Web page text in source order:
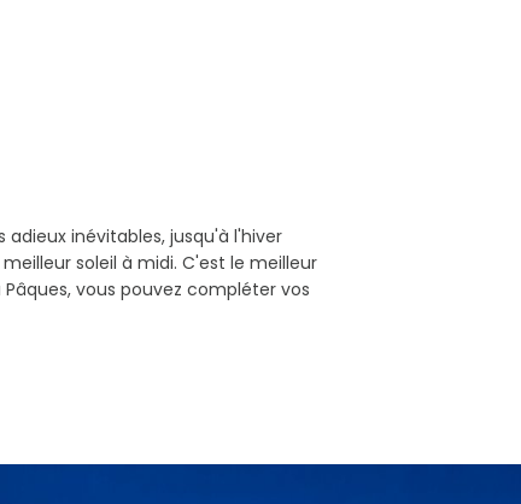
adieux inévitables, jusqu'à l'hiver
soleil à midi. C'est le meilleur
vous pouvez compléter vos